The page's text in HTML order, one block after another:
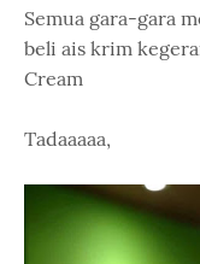
Semua gara-gara
beli ais krim
Cream
Tadaaaaa,